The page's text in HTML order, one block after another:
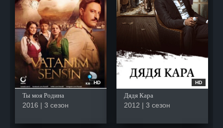
HD
Ты моя Родина
2016 | 3 сезон
HD
Дядя Кара
2012 | 3 сезон